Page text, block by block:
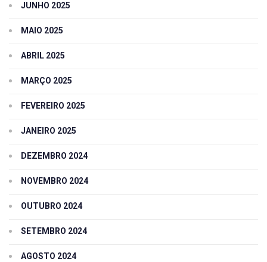
JUNHO 2025
MAIO 2025
ABRIL 2025
MARÇO 2025
FEVEREIRO 2025
JANEIRO 2025
DEZEMBRO 2024
NOVEMBRO 2024
OUTUBRO 2024
SETEMBRO 2024
AGOSTO 2024